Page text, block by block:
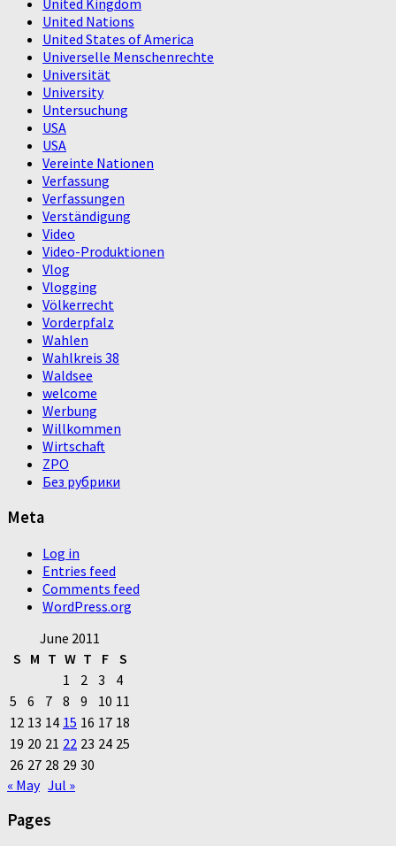
United Kingdom
United Nations
United States of America
Universelle Menschenrechte
Universität
University
Untersuchung
USA
USA
Vereinte Nationen
Verfassung
Verfassungen
Verständigung
Video
Video-Produktionen
Vlog
Vlogging
Völkerrecht
Vorderpfalz
Wahlen
Wahlkreis 38
Waldsee
welcome
Werbung
Willkommen
Wirtschaft
ZPO
Без рубрики
Meta
Log in
Entries feed
Comments feed
WordPress.org
June 2011
S M T W T F S
1
2 3
4
5
6 7 8 9 10 11
12 13 14 15 16 17 18
19 20 21 22 23 24 25
26 27 28 29 30
« May Jul »
Pages